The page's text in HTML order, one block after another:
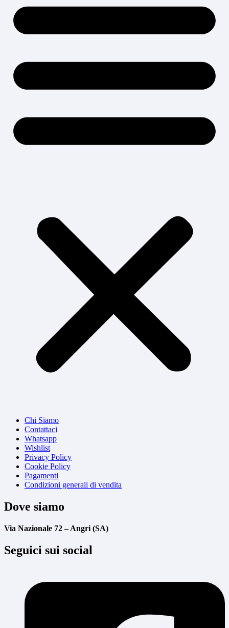
Chi Siamo
Contattaci
Whatsapp
Wishlist
Privacy Policy
Cookie Policy
Pagamenti
Condizioni generali di vendita
Dove siamo
Via Nazionale 72 – Angri (SA)
Seguici sui social